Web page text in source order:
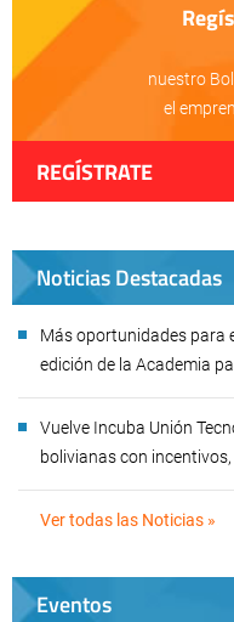
nuestro
el
REGÍSTRATE
Noticias Destacadas
Más oportunidades para
edición de la Academia
Vuelve Incuba Unión
bolivianas con
Ver todas las Noticias »
Eventos